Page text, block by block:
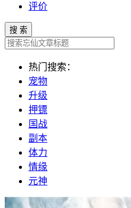
评价
搜 索
热门搜索：
宠物
升级
押镖
国战
副本
体力
情缘
元神